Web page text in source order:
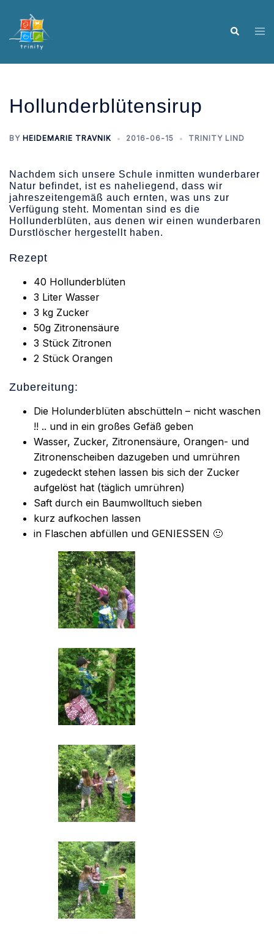
content
Search
Hollunderblütensirup
BY HEIDEMARIE TRAVNIK 2016-06-15 TRINITY LIND
Nachdem sich unsere Schule inmitten wunderbarer
Natur befindet, ist es naheliegend, dass wir
jahreszeitengemäß auch ernten, was uns zur
Verfügung steht. Momentan sind es die
Hollunderblüten, aus denen wir einen wunderbaren
Durstlöscher hergestellt haben.
Rezept
40 Hollunderblüten
3 Liter Wasser
3 kg Zucker
50g Zitronensäure
3 Stück Zitronen
2 Stück Orangen
Zubereitung:
Die Holunderblüten abschütteln – nicht waschen
!! .. und in ein großes Gefäß geben
Wasser, Zucker, Zitronensäure, Orangen- und
Zitronenscheiben dazugeben und umrühren
zugedeckt stehen lassen bis sich der Zucker
aufgelöst hat (täglich umrühren)
Saft durch ein Baumwolltuch sieben
kurz aufkochen lassen
in Flaschen abfüllen und GENIESSEN 🙂